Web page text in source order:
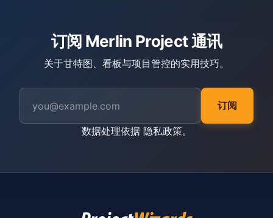
订阅 Merlin Project 通讯
关于甘特图、看板与项目管控的实用技巧。
订阅
数据处理依据 隐私政策。